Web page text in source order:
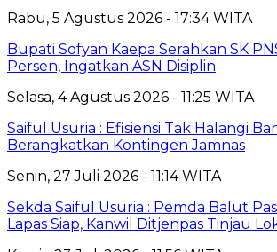
Rabu, 5 Agustus 2026 - 17:34 WITA
Bupati Sofyan Kaepa Serahkan SK
Persen, Ingatkan ASN Disiplin
Selasa, 4 Agustus 2026 - 11:25 WITA
Saiful Usuria : Efisiensi Tak Halangi
Berangkatkan Kontingen Jamnas
Senin, 27 Juli 2026 - 11:14 WITA
Sekda Saiful Usuria : Pemda Balut
Lapas Siap, Kanwil Ditjenpas Tinjau